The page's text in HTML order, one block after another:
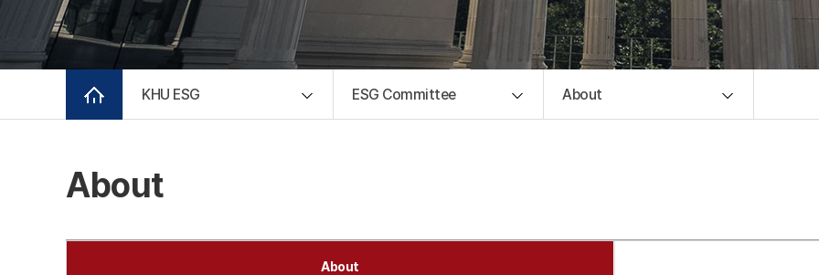
KHU ESG ESG Committee About
About
About